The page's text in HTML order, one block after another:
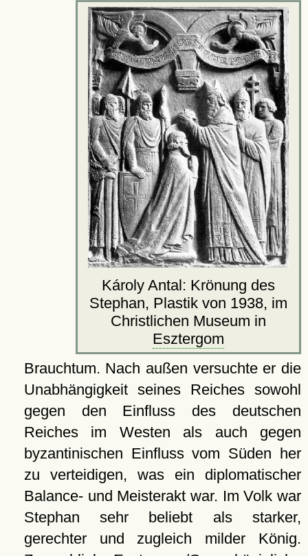
Károly Antal: Krönung des
Stephan, Plastik von 1938, im
Christlichen Museum in
Esztergom
Brauchtum. Nach außen versuchte er die
Unabhängigkeit seines Reiches sowohl
gegen den Einfluss des deutschen
Reiches im Westen als auch gegen
byzantinischen Einfluss vom Süden her
zu verteidigen, was ein diplomatischer
Balance- und Meisterakt war. Im Volk war
Stephan sehr beliebt als starker,
gerechter und zugleich milder König.